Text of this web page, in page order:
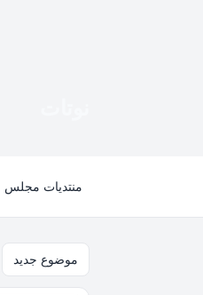
منتديات مجلس
موضوع جديد